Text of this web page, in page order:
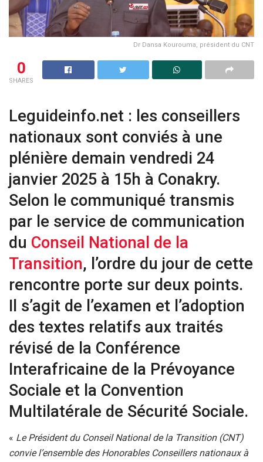
Dr Dansa Kourouma, président du CNT
0
SHARES
Leguideinfo.net : les conseillers
nationaux sont conviés à une
plénière demain vendredi 24
janvier 2025 à 15h à Conakry.
Selon le communiqué transmis
par le service de communication
du Conseil National de la
Transition, l’ordre du jour de cette
rencontre porte sur deux points.
Il s’agit de l’examen et l’adoption
des textes relatifs aux traités
révisé de la Conférence
Interafricaine de la Prévoyance
Sociale et la Convention
Multilatérale de Sécurité Sociale.
« Le Président du Conseil National de la Transition (CNT)
convie l’ensemble des Honorables Conseillers nationaux à